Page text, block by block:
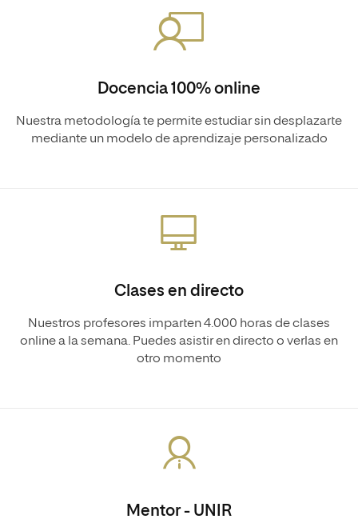
Docencia 100% online
Nuestra metodología te permite estudiar sin desplazarte
mediante un modelo de aprendizaje personalizado
Clases en directo
Nuestros profesores imparten 4.000 horas de clases
online a la semana. Puedes asistir en directo o verlas en
otro momento
Mentor - UNIR